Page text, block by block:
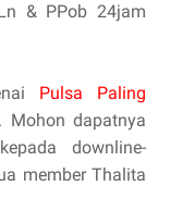
& PPob 24jam
Pulsa Paling
. Mohon dapatnya
downline-
member Thalita